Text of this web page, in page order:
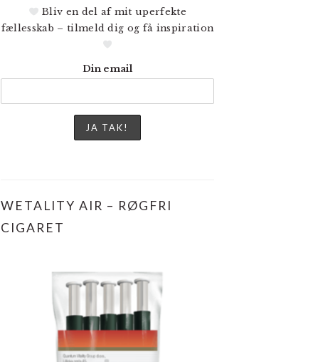
Bliv en del af mit uperfekte
fællesskab – tilmeld dig og få inspiration
Din email
WETALITY AIR – RØGFRI
CIGARET